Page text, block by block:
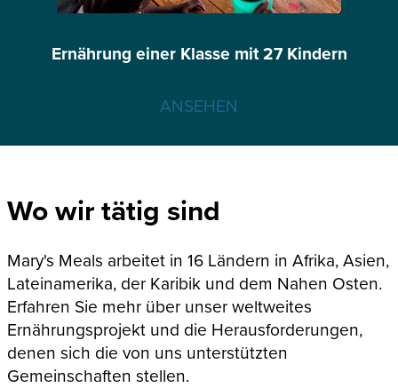
Ernährung einer Klasse mit 27 Kindern
ANSEHEN
Wo wir tätig sind
Mary's Meals arbeitet in 16 Ländern in Afrika, Asien,
Lateinamerika, der Karibik und dem Nahen Osten.
Erfahren Sie mehr über unser weltweites
Ernährungsprojekt und die Herausforderungen,
denen sich die von uns unterstützten
Gemeinschaften stellen.